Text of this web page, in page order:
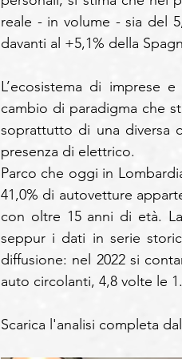
reale - in volume - sia del
davanti al +5,1% della
L’ecosistema di imprese
cambio di paradigma che
soprattutto di una diversa
presenza di elettrico.
Parco che oggi in
41,0% di autovetture
con oltre 15 anni di età.
seppur i dati in serie
diffusione: nel 2022 si
auto circolanti, 4,8 volte le
Scarica l'analisi completa